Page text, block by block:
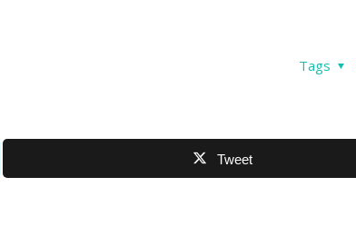
Tags
Tweet